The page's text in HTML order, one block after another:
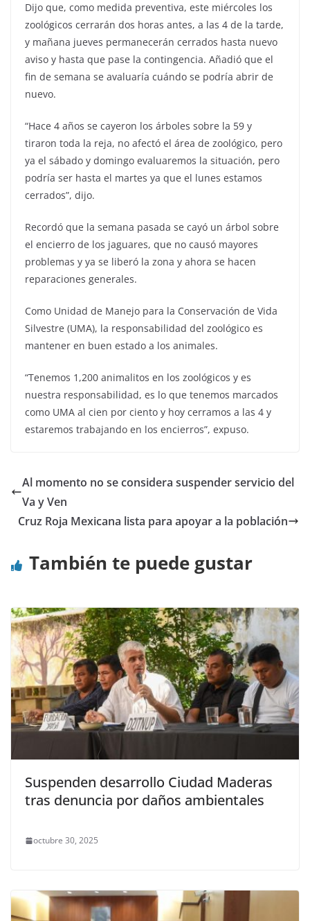
Dijo que, como medida preventiva, este miércoles los
zoológicos cerrarán dos horas antes, a las 4 de la tarde,
y mañana jueves permanecerán cerrados hasta nuevo
aviso y hasta que pase la contingencia. Añadió que el
fin de semana se avaluaría cuándo se podría abrir de
nuevo.
“Hace 4 años se cayeron los árboles sobre la 59 y
tiraron toda la reja, no afectó el área de zoológico, pero
ya el sábado y domingo evaluaremos la situación, pero
podría ser hasta el martes ya que el lunes estamos
cerrados”, dijo.
Recordó que la semana pasada se cayó un árbol sobre
el encierro de los jaguares, que no causó mayores
problemas y ya se liberó la zona y ahora se hacen
reparaciones generales.
Como Unidad de Manejo para la Conservación de Vida
Silvestre (UMA), la responsabilidad del zoológico es
mantener en buen estado a los animales.
“Tenemos 1,200 animalitos en los zoológicos y es
nuestra responsabilidad, es lo que tenemos marcados
como UMA al cien por ciento y hoy cerramos a las 4 y
estaremos trabajando en los encierros”, expuso.
Al momento no se considera suspender servicio del
Va y Ven
Cruz Roja Mexicana lista para apoyar a la población
También te puede gustar
Suspenden desarrollo Ciudad Maderas
tras denuncia por daños ambientales
octubre 30, 2025